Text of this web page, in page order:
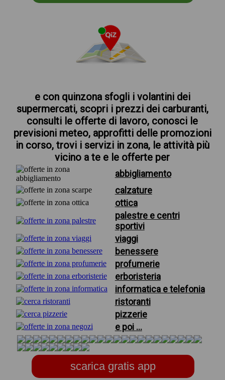
e con quinzona sfogli i volantini dei
supermercati, scopri i prezzi dei carburanti,
consulti le offerte di lavoro, conosci le
previsioni meteo, approfitti delle promozioni
in corso, trovi i servizi in zona, le attività più
vicino a te e le offerte per
abbigliamento
calzature
ottica
palestre e centri
sportivi
viaggi
benessere
profumerie
erboristeria
informatica e telefonia
ristoranti
pizzerie
e poi ...
scarica gratis app